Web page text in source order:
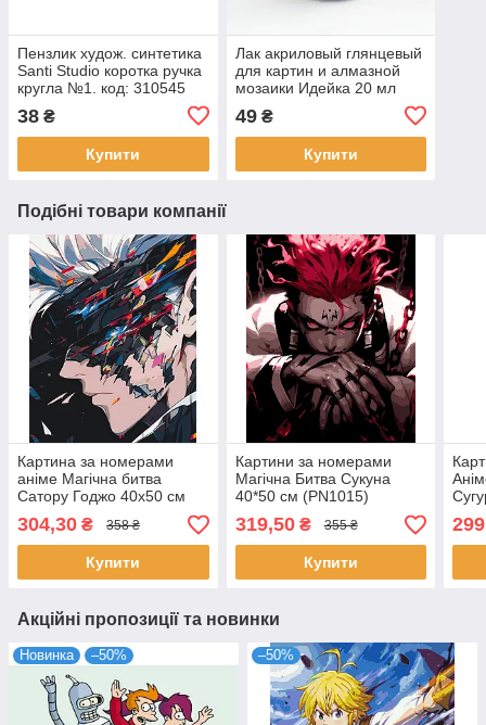
Пензлик худож. синтетика
Santi Studio коротка ручка
кругла №1. код: 310545
38 ₴
Купити
Лак акриловый глянцевый
для картин и алмазной
мозаики Идейка 20 мл
49₴
Купити
Подібні товари компанії
Картина за номерами
аніме Магічна битва
Сатору Годжо 40x50 см
Орігамі LW30790
304,30 ₴ 358 ₴
Купити
Картини за номерами
Магічна Битва Сукуна
40*50 см (PN1015)
319,50₴ 355 ₴
Купити
LW
299
Акційні пропозиції та новинки
Новинка –50% –50%